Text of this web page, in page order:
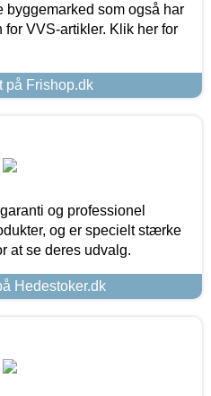
byggemarked som også har
for VVS-artikler. Klik her for
på Frishop.dk
og professionel
og er specielt stærke
at se deres udvalg.
Hedestoker.dk